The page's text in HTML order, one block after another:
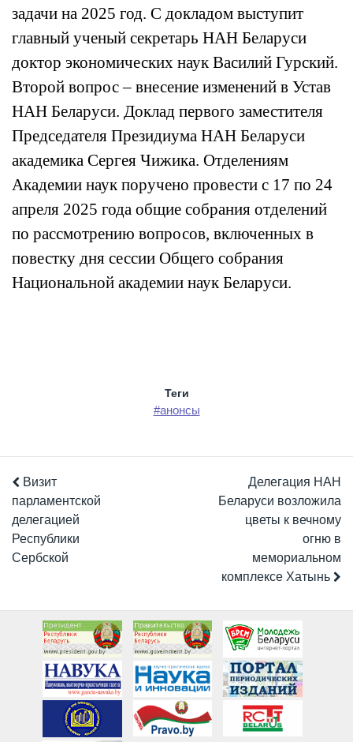
задачи на 2025 год. С докладом выступит
главный ученый секретарь НАН Беларуси
доктор экономических наук Василий Гурский.
Второй вопрос – внесение изменений в Устав
НАН Беларуси. Доклад первого заместителя
Председателя Президиума НАН Беларуси
академика Сергея Чижика. Отделениям
Академии наук поручено провести с 17 по 24
апреля 2025 года общие собрания отделений
по рассмотрению вопросов, включенных в
повестку дня сессии Общего собрания
Национальной академии наук Беларуси.
Теги
#анонсы
Визит
парламентской
делегацией
Республики
Сербской
Делегация НАН
Беларуси возложила
цветы к вечному
огню в
мемориальном
комплексе Хатынь